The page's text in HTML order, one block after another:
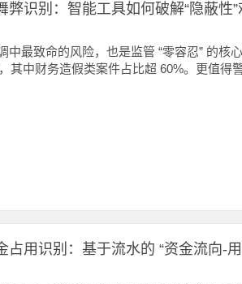
弊识别：智能工具如何破解“隐蔽性”
中最致命的风险，也是监管 “零容忍” 的
其中财务造假类案件占比超 60%。更值
占用识别：基于流水的 “资金流向-